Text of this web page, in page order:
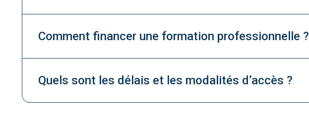
Comment financer une formation professionnelle ?
Quels sont les délais et les modalités d’accès ?